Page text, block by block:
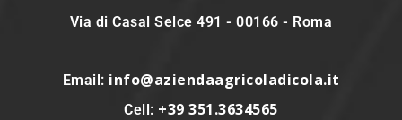
Via di Casal Selce 491 - 00166 - Roma
Email: info@aziendaagricoladicola.it
Cell: +39 351.3634565